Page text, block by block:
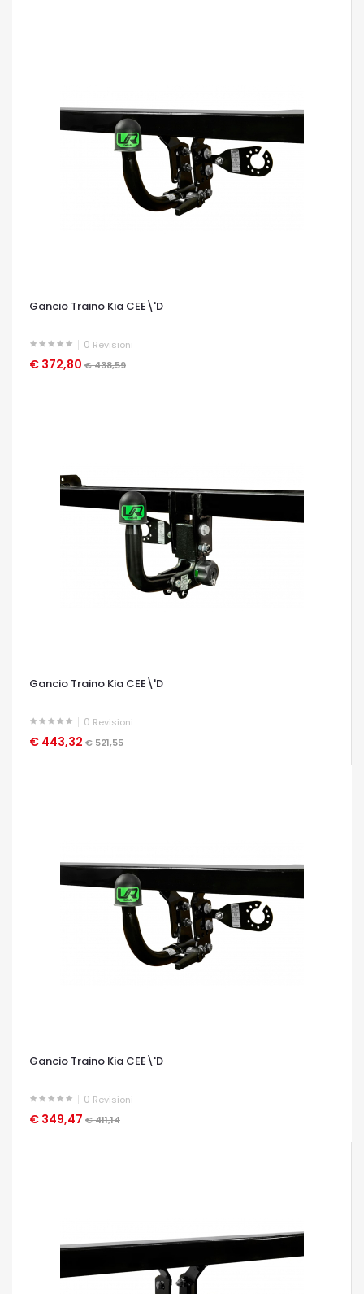
Gancio Traino Kia CEE\'D
0 Revisioni
€ 372,80 € 438,59
OCCHIATA VELOCE
Gancio Traino Kia CEE\'D
0 Revisioni
€ 443,32 € 521,55
OCCHIATA VELOCE
Gancio Traino Kia CEE\'D
0 Revisioni
€ 349,47 € 411,14
OCCHIATA VELOCE